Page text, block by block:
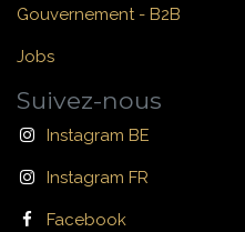
Gouvernement - B2B
Jobs
Suivez-nous
Instagram BE
Instagram FR
Facebook